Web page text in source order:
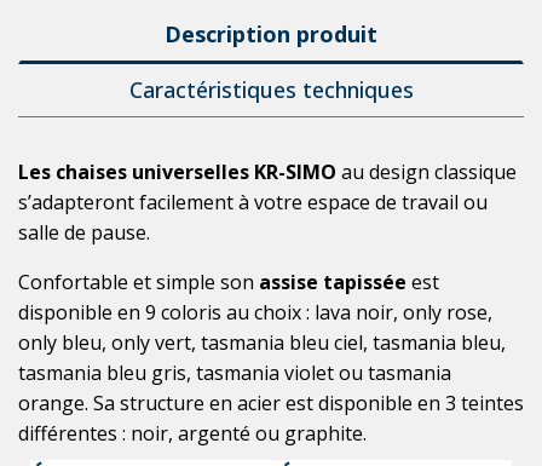
Description produit
Caractéristiques techniques
Les chaises universelles KR-SIMO au design classique
s’adapteront facilement à votre espace de travail ou
salle de pause.
Confortable et simple son assise tapissée est
disponible en 9 coloris au choix : lava noir, only rose,
only bleu, only vert, tasmania bleu ciel, tasmania bleu,
tasmania bleu gris, tasmania violet ou tasmania
orange. Sa structure en acier est disponible en 3 teintes
différentes : noir, argenté ou graphite.